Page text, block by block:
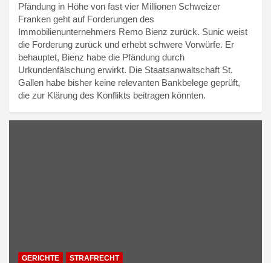
Pfändung in Höhe von fast vier Millionen Schweizer
Franken geht auf Forderungen des
Immobilienunternehmers Remo Bienz zurück. Sunic weist
die Forderung zurück und erhebt schwere Vorwürfe. Er
behauptet, Bienz habe die Pfändung durch
Urkundenfälschung erwirkt. Die Staatsanwaltschaft St.
Gallen habe bisher keine relevanten Bankbelege geprüft,
die zur Klärung des Konflikts beitragen könnten.
GERICHTE STRAFRECHT